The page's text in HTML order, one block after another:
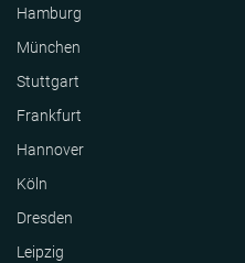
Hamburg
München
Stuttgart
Frankfurt
Hannover
Köln
Dresden
Leipzig